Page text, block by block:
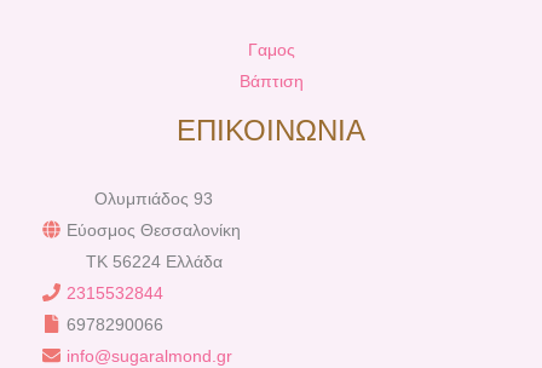
Γαμος
Βάπτιση
ΕΠΙΚΟΙΝΩΝΙΑ
Ολυμπιάδος 93
Εύοσμος Θεσσαλονίκη
TK 56224 Ελλάδα
2315532844
6978290066
info@sugaralmond.gr